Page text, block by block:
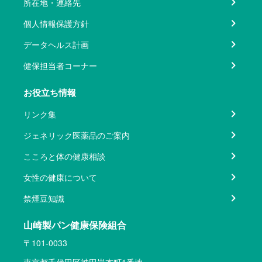
所在地・連絡先
個人情報保護方針
データヘルス計画
健保担当者コーナー
お役立ち情報
リンク集
ジェネリック医薬品のご案内
こころと体の健康相談
女性の健康について
禁煙豆知識
山崎製パン健康保険組合
〒101-0033